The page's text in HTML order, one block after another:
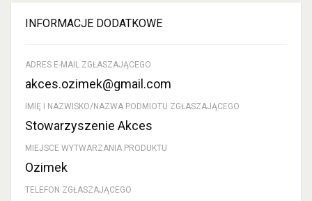
INFORMACJE DODATKOWE
ADRES E-MAIL ZGŁASZAJĄCEGO
akces.ozimek@gmail.com
IMIĘ I NAZWISKO/NAZWA PODMIOTU ZGŁASZAJĄCEGO
Stowarzyszenie Akces
MIEJSCE WYTWARZANIA PRODUKTU
Ozimek
TELEFON ZGŁASZAJĄCEGO